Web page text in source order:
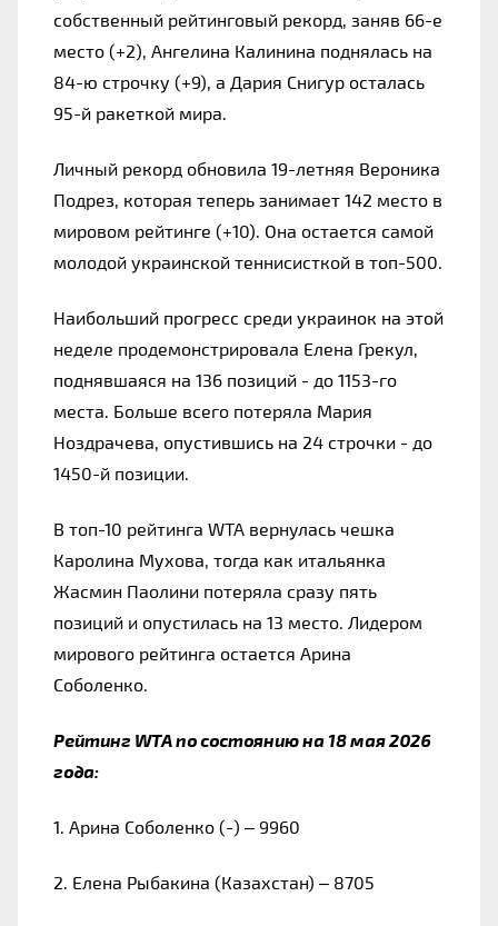
собственный рейтинговый рекорд, заняв 66-е
место (+2), Ангелина Калинина поднялась на
84-ю строчку (+9), а Дария Снигур осталась
95-й ракеткой мира.
Личный рекорд обновила 19-летняя Вероника
Подрез, которая теперь занимает 142 место в
мировом рейтинге (+10). Она остается самой
молодой украинской теннисисткой в ​​топ-500.
Наибольший прогресс среди украинок на этой
неделе продемонстрировала Елена Грекул,
поднявшаяся на 136 позиций - до 1153-го
места. Больше всего потеряла Мария
Ноздрачева, опустившись на 24 строчки - до
1450-й позиции.
В топ-10 рейтинга WTA вернулась чешка
Каролина Мухова, тогда как итальянка
Жасмин Паолини потеряла сразу пять
позиций и опустилась на 13 место. Лидером
мирового рейтинга остается Арина
Соболенко.
Рейтинг WTA по состоянию на 18 мая 2026
года:
1. Арина Соболенко (-) – 9960
2. Елена Рыбакина (Казахстан) – 8705